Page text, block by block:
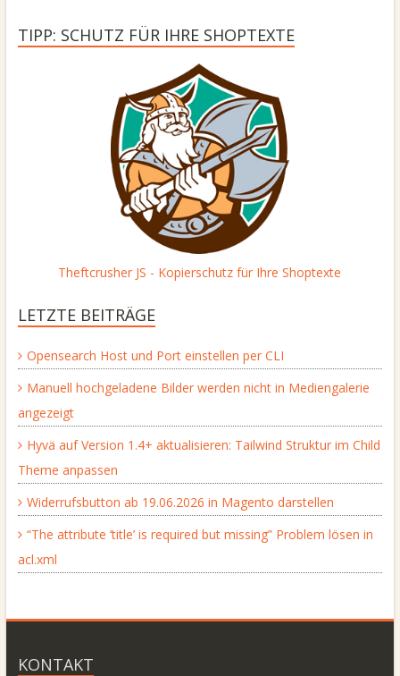
TIPP: SCHUTZ FÜR IHRE SHOPTEXTE
Theftcrusher JS - Kopierschutz für Ihre Shoptexte
LETZTE BEITRÄGE
Opensearch Host und Port einstellen per CLI
Manuell hochgeladene Bilder werden nicht in Mediengalerie
angezeigt
Hyvä auf Version 1.4+ aktualisieren: Tailwind Struktur im Child
Theme anpassen
Widerrufsbutton ab 19.06.2026 in Magento darstellen
“The attribute ‘title’ is required but missing” Problem lösen in
acl.xml
KONTAKT